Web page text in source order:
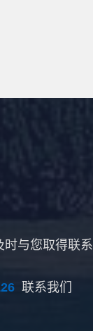
时与您取得联系
联系我们